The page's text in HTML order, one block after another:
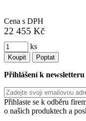
Cena s DPH
22 455 Kč
ks
Koupit Poptat
Přihlášení k newsletteru
Přihlaste se k odběru
o našich produktech a